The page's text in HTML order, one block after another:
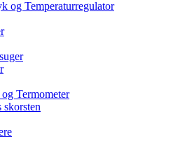
og Temperaturregulator
Termometer
skorsten